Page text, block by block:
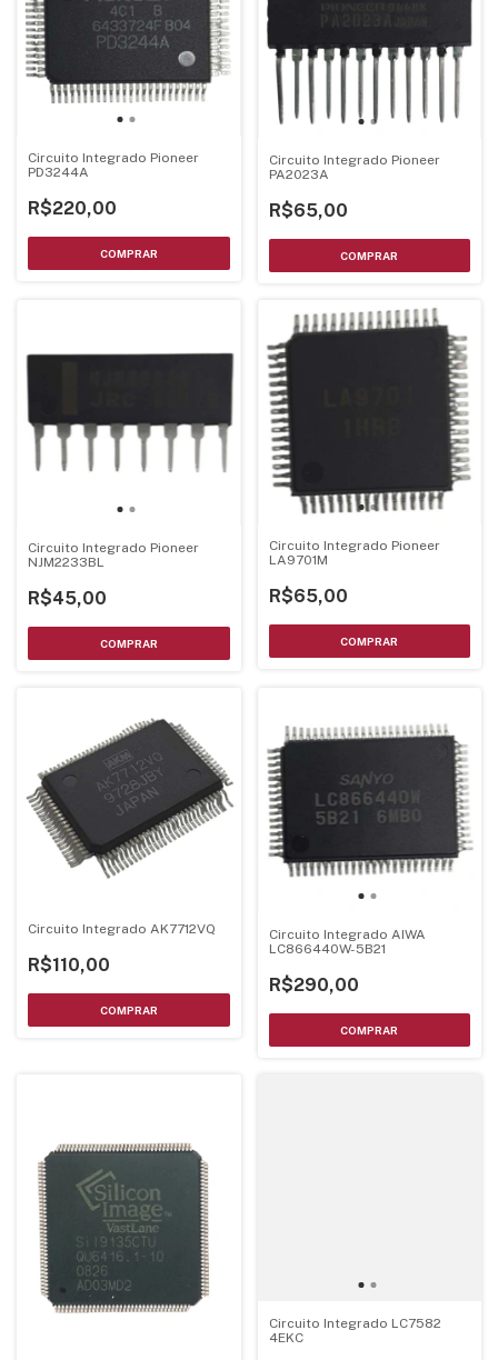
Circuito Integrado Pioneer
PD3244A
R$220,00
Circuito Integrado Pioneer
PA2023A
R$65,00
Circuito Integrado Pioneer
NJM2233BL
R$45,00
Circuito Integrado Pioneer
LA9701M
R$65,00
Circuito Integrado AK7712VQ
R$110,00
Circuito Integrado AIWA
LC866440W-5B21
R$290,00
Circuito Integrado LC7582
4EKC